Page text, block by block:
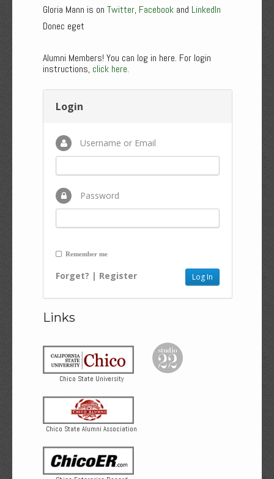
Gloria Mann is on Twitter, Facebook and LinkedIn
Donec eget
Alumni Members! You can log in here. For login
instructions, click here.
Login
Username or Email
Password
Remember me
Forget? | Register
Links
Chico State University
Chico State Alumni Association